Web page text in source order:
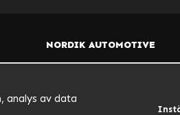
NORDIK AUTOMOTIVE
analys av data